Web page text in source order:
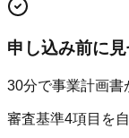
申し込み前に
30分で事業計画書
審査基準4項目を